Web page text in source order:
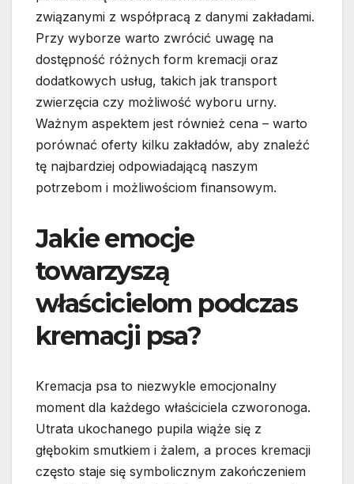
związanymi z współpracą z danymi zakładami.
Przy wyborze warto zwrócić uwagę na
dostępność różnych form kremacji oraz
dodatkowych usług, takich jak transport
zwierzęcia czy możliwość wyboru urny.
Ważnym aspektem jest również cena – warto
porównać oferty kilku zakładów, aby znaleźć
tę najbardziej odpowiadającą naszym
potrzebom i możliwościom finansowym.
Jakie emocje
towarzyszą
właścicielom podczas
kremacji psa?
Kremacja psa to niezwykle emocjonalny
moment dla każdego właściciela czworonoga.
Utrata ukochanego pupila wiąże się z
głębokim smutkiem i żalem, a proces kremacji
często staje się symbolicznym zakończeniem